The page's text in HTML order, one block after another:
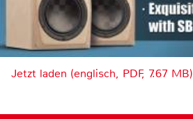
Jetzt laden (englisch, PDF, 7.67 MB)